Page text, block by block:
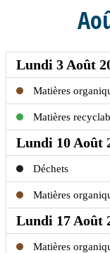
Lundi 3 Août
Matières
Matières
Lundi 10 Août
Déchets
Matières
Lundi 17 Août
Matières